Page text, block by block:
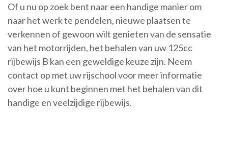
Of u nu op zoek bent naar een handige manier om
naar het werk te pendelen, nieuwe plaatsen te
verkennen of gewoon wilt genieten van de sensatie
van het motorrijden, het behalen van uw 125cc
rijbewijs B kan een geweldige keuze zijn. Neem
contact op met uw rijschool voor meer informatie
over hoe u kunt beginnen met het behalen van dit
handige en veelzijdige rijbewijs.